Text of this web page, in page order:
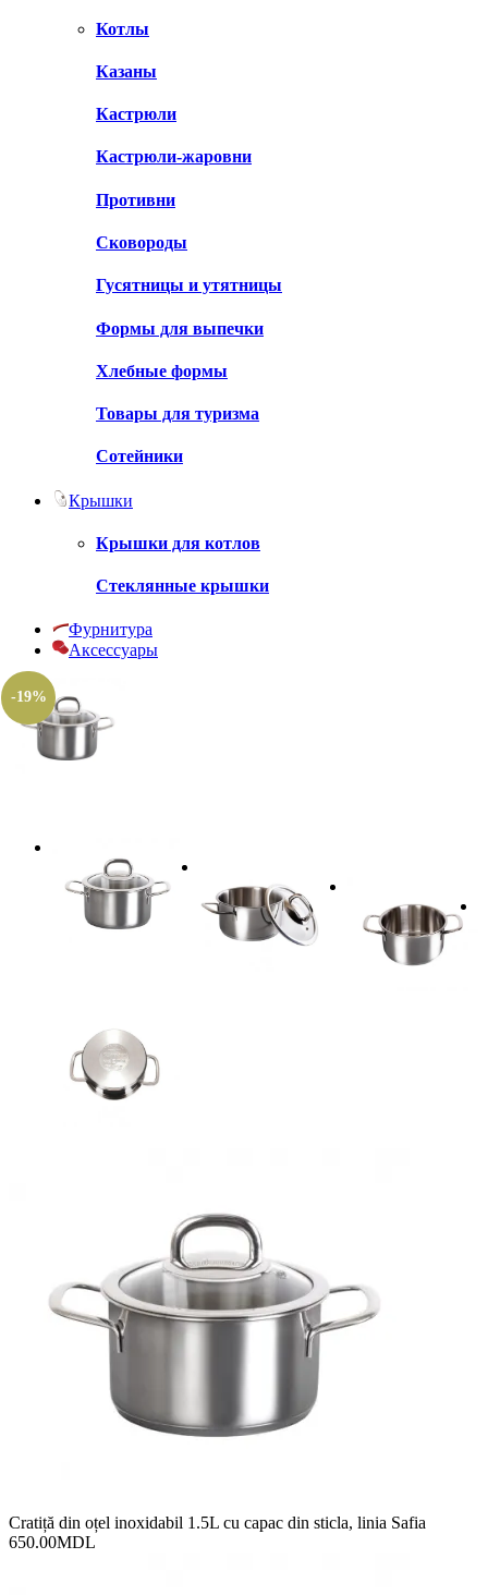
Котлы
Казаны
Кастрюли
Кастрюли-жаровни
Противни
Сковороды
Гусятницы и утятницы
Формы для выпечки
Хлебные формы
Товары для туризма
Сотейники
Крышки
Крышки для котлов
Стеклянные крышки
Фурнитура
Аксессуары
Cratiță din oțel inoxidabil 1.5L cu capac din sticla, linia Safia
650.00MDL
-19%